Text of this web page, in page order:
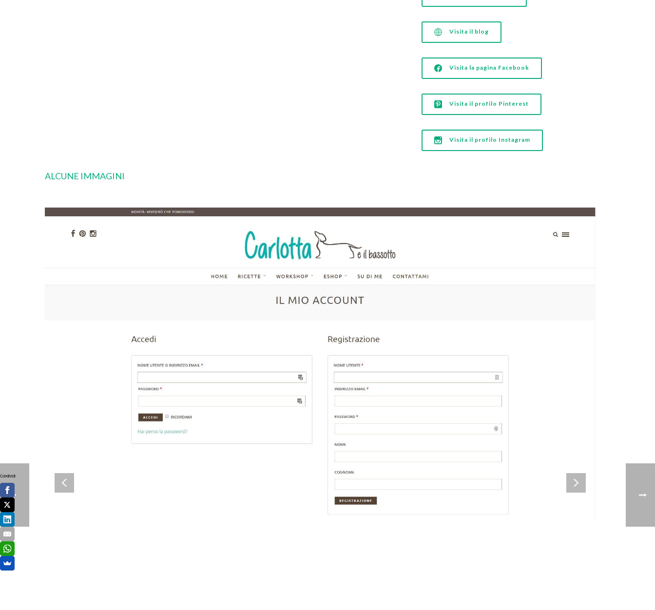
Visita il blog
Visita la pagina Facebook
Visita il profilo Pinterest
Visita il profilo Instagram
ALCUNE IMMAGINI
Condividi